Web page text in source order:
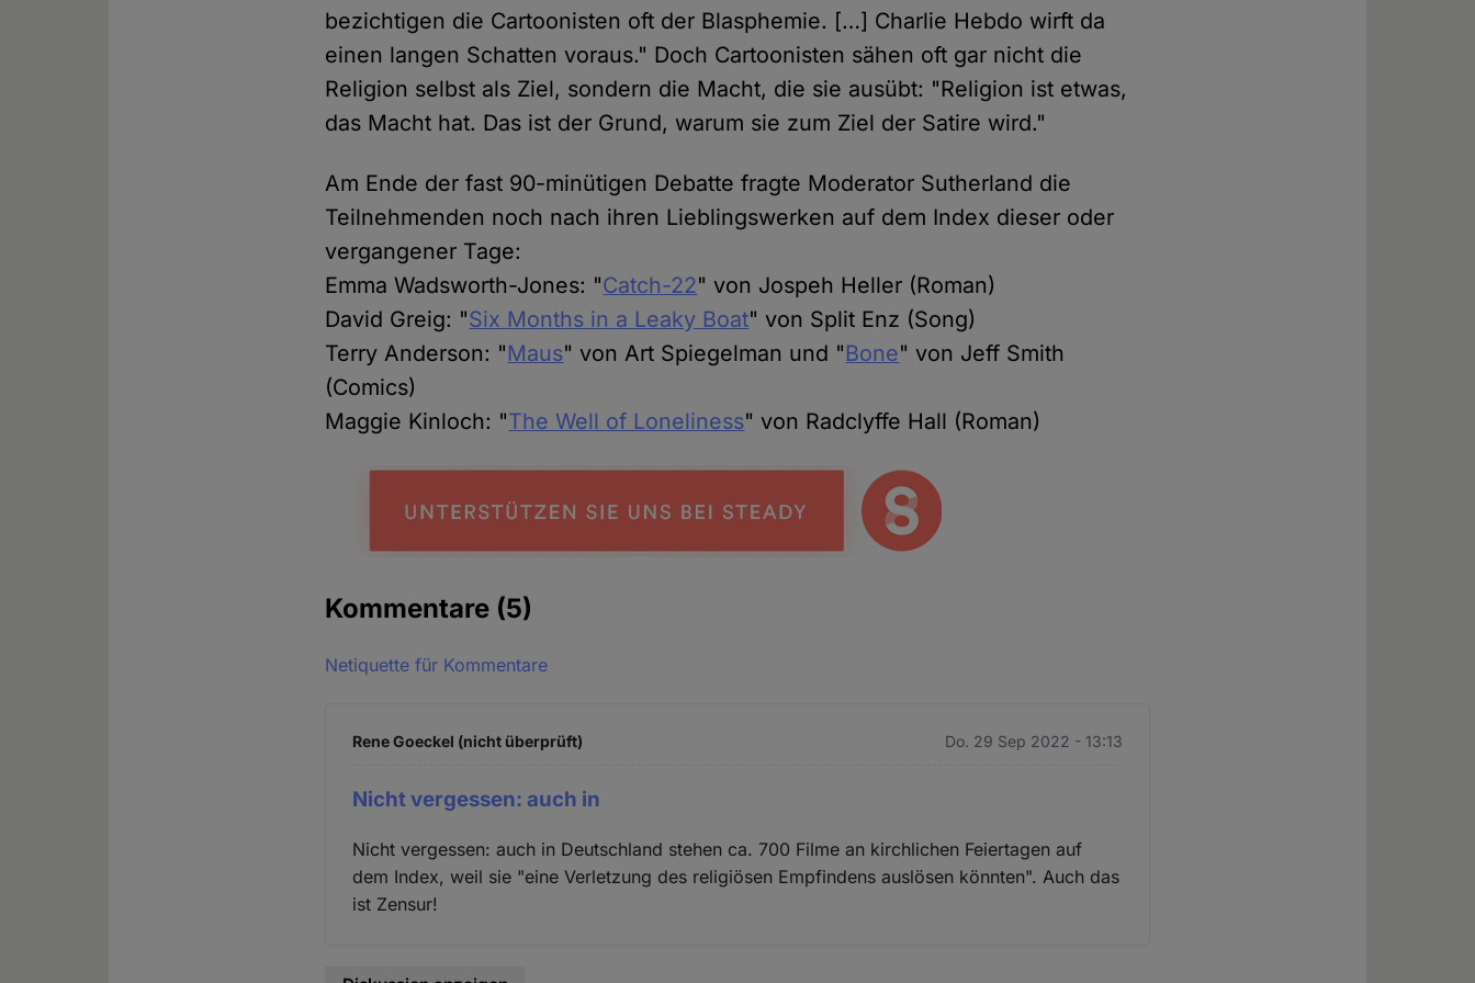
bezichtigen die Cartoonisten oft der Blasphemie. […] Charlie Hebdo wirft da
einen langen Schatten voraus." Doch Cartoonisten sähen oft gar nicht die
Religion selbst als Ziel, sondern die Macht, die sie ausübt: "Religion ist etwas,
das Macht hat. Das ist der Grund, warum sie zum Ziel der Satire wird."
Am Ende der fast 90-minütigen Debatte fragte Moderator Sutherland die
Teilnehmenden noch nach ihren Lieblingswerken auf dem Index dieser oder
vergangener Tage:
Emma Wadsworth-Jones: "Catch-22" von Jospeh Heller (Roman)
David Greig: "Six Months in a Leaky Boat" von Split Enz (Song)
Terry Anderson: "Maus" von Art Spiegelman und "Bone" von Jeff Smith
(Comics)
Maggie Kinloch: "The Well of Loneliness" von Radclyffe Hall (Roman)
Kommentare (5)
Netiquette für Kommentare
Rene Goeckel (nicht überprüft) Do. 29 Sep 2022 - 13:13
Nicht vergessen: auch in
Nicht vergessen: auch in Deutschland stehen ca. 700 Filme an kirchlichen Feiertagen auf
dem Index, weil sie "eine Verletzung des religiösen Empfindens auslösen könnten". Auch das
ist Zensur!